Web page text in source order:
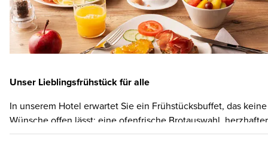
Unser Lieblingsfrühstück für alle
In unserem Hotel erwartet Sie ein Frühstücksbuffet, das keine
Wünsche offen lässt: eine ofenfrische Brotauswahl, herzhafter
Aufschnitt und Käse, Müslis und Joghurt, frische Eier, gekocht